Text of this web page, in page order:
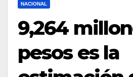
NACIONAL
9,264
pesos es la